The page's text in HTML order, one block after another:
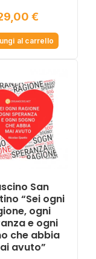
€
al carrello
San
“Sei ogni
ogni
e ogni
che abbia
avuto”